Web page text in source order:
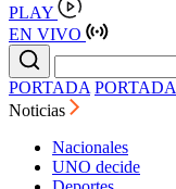
PLAY
EN VIVO
PORTADA PORTADA
Noticias
Nacionales
UNO decide